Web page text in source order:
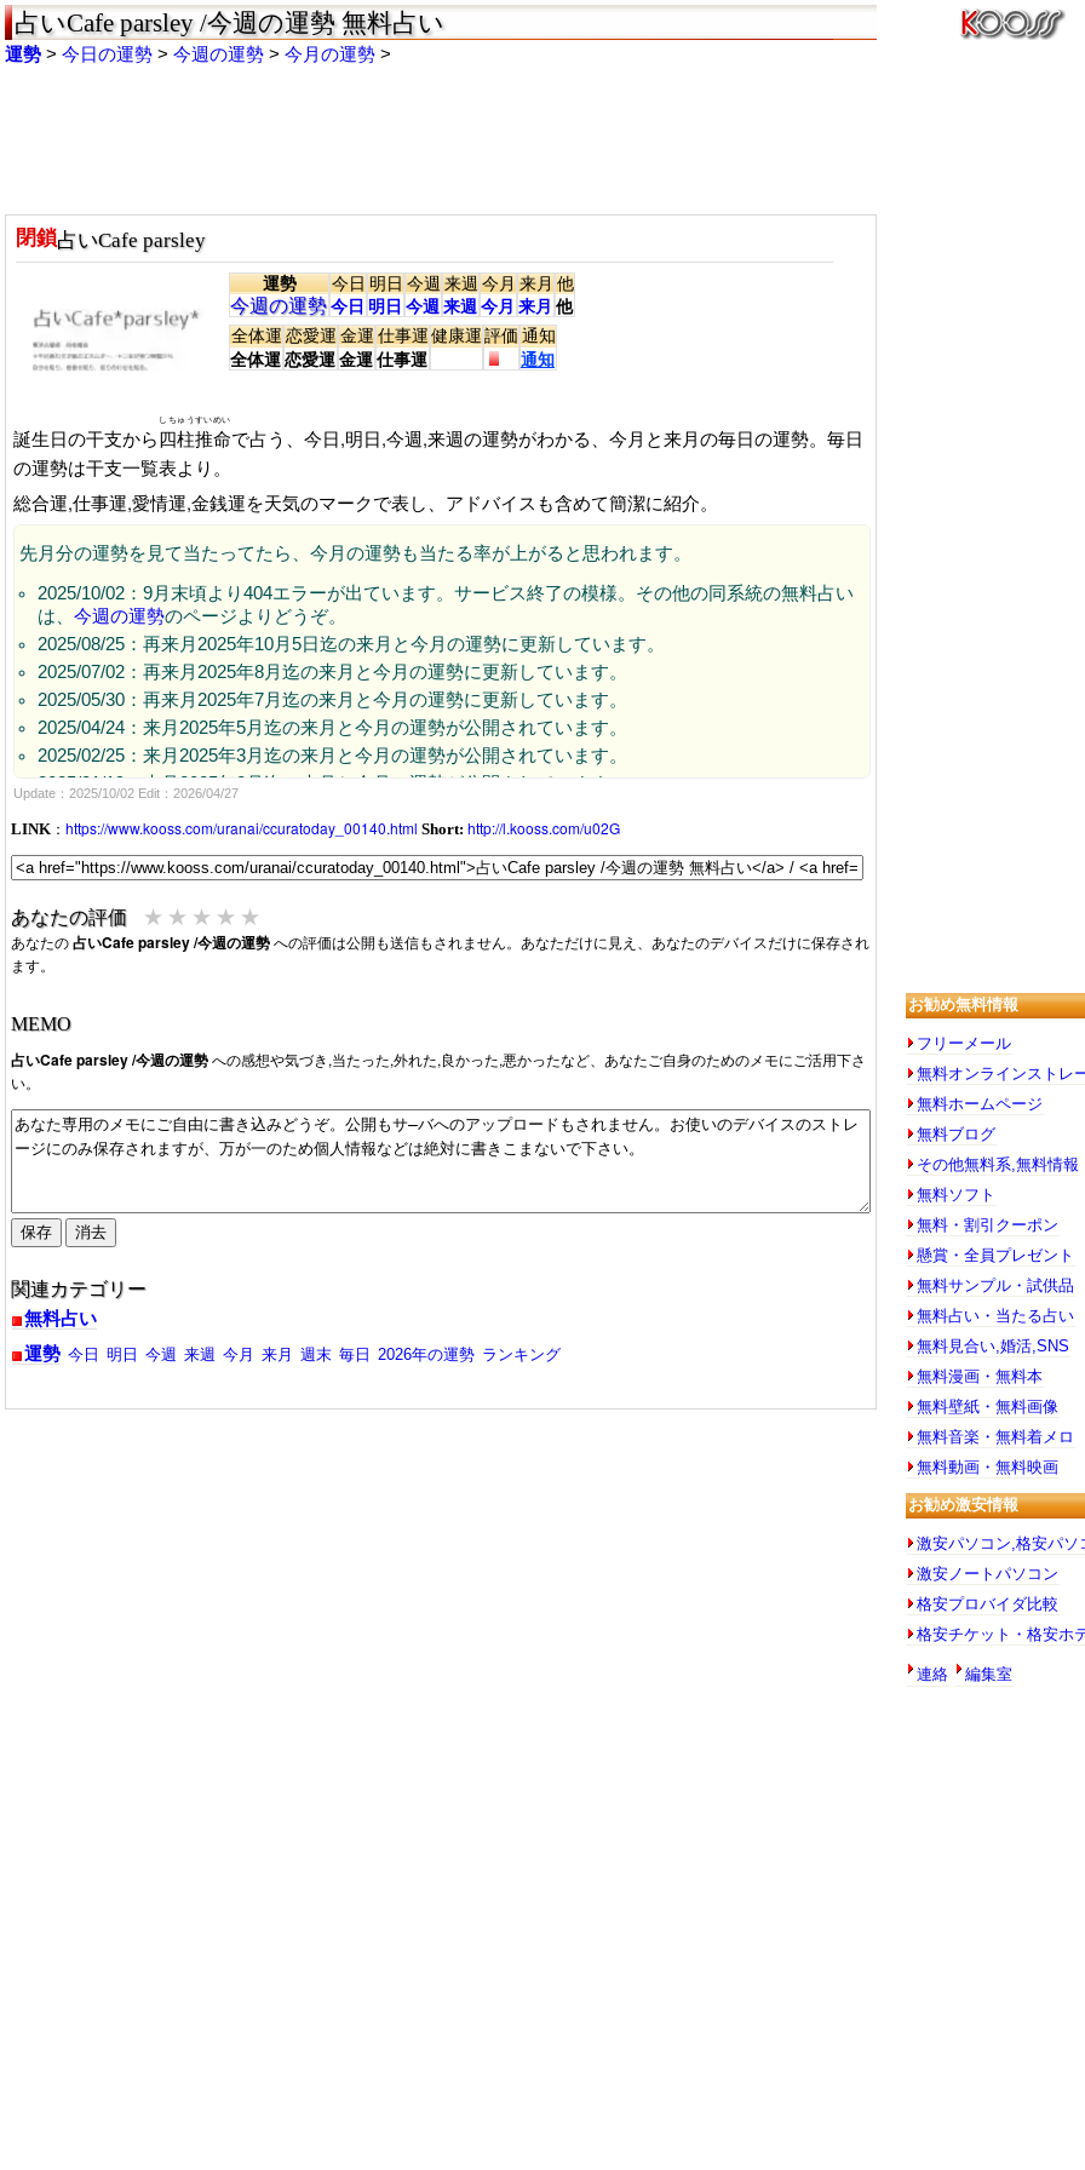
占いCafe parsley /今週の運勢 無料占い
運勢 今日の運勢 今週の運勢 今月の運勢
閉鎖占いCafe parsley
運勢
今週の運勢
今日
今日
明日
明日
今週
今週
来週
来週
今月
今月
来月
来月
他
他
全体運
全体運
恋愛運
恋愛運
金運
金運
仕事運
仕事運
健康運評価通知
通知
誕生日の干支から四柱推命
しちゅうすいめい
で占う、今日,明日,今週,来週の運勢がわかる、今月と来月の毎日の運勢。毎日
の運勢は干支一覧表より。
総合運,仕事運,愛情運,金銭運を天気のマークで表し、アドバイスも含めて簡潔に紹介。
先月分の運勢を見て当たってたら、今月の運勢も当たる率が上がると思われます。
2025/10/02：9月末頃より404エラーが出ています。サービス終了の模様。その他の同系統の無料占い
は、 今週の運勢のページよりどうぞ。
2025/08/25：再来月2025年10月5日迄の来月と今月の運勢に更新しています。
2025/07/02：再来月2025年8月迄の来月と今月の運勢に更新しています。
2025/05/30：再来月2025年7月迄の来月と今月の運勢に更新しています。
2025/04/24：来月2025年5月迄の来月と今月の運勢が公開されています。
2025/02/25：来月2025年3月迄の来月と今月の運勢が公開されています。
2025/01/19：来月2025年2月迄の来月と今月の運勢が公開されています。
2024/11/21：来月2024年12月迄の来月と今月の運勢が公開されています。
2024/10/11：来月2024年11月迄の来月と今月の運勢が公開されています。
2024/07/18：来月2024年8月迄の来月と今月の運勢が公開されています。
2024/06/13：来月2024年7月迄の来月と今月の運勢が公開されています。
2024/05/14：来月2024年6月迄の来月と今月の運勢が公開されています。
2024/03/20：来月2024年4月迄の来月と今月の運勢が公開されています。
2024/02/20：来月2024年3月迄の来月と今月の運勢が公開されています。
2023/12/09：来月2024年1月迄の来月と今月の運勢が公開されています。
2023/11/07：来月2023年12月迄の来月と今月の運勢が公開されています。
2023/08/11：来月2023年9月の今月の運勢が公開されています。
2023/06/20：2023年7月の今月の運勢が公開されています。
2023/06/06：2023年6月の今月の運勢が公開されています。
2023/05/08：2023年5月の今月の運勢が公開されています。
2022/12/12：2023年1月の今月の運勢が公開されています。
Update：2025/10/02 Edit：2026/04/27
LINK ： https://www.kooss.com/uranai/ccuratoday_00140.html Short: http://l.kooss.com/u02G
あなたの評価 ★ ★ ★ ★ ★
あなたの占いCafe parsley /今週の運勢への評価は公開も送信もされません。あなただけに見え、あなたのデバイスだけに保存され
ます。
MEMO
占いCafe parsley /今週の運勢への感想や気づき,当たった,外れた,良かった,悪かったなど、あなたご自身のためのメモにご活用下さ
い。
関連カテゴリー
無料占い
運勢 今日 明日 今週 来週 今月 来月 週末 毎日 2026年の運勢 ランキング
お勧め無料情報
フリーメール
無料オンラインストレ
無料ホームページ
無料ブログ
その他無料系,無料情報
無料ソフト
無料・割引クーポン
懸賞・全員プレゼント
無料サンプル・試供品
無料占い・当たる占い
無料見合い,婚活,SNS
無料漫画・無料本
無料壁紙・無料画像
無料音楽・無料着メロ
無料動画・無料映画
お勧め激安情報
激安パソコン,格安パソ
激安ノートパソコン
格安プロバイダ比較
格安チケット・格安ホ
連絡 編集室